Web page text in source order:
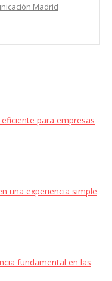
Madrid
para empresas
una experiencia simple
fundamental en las